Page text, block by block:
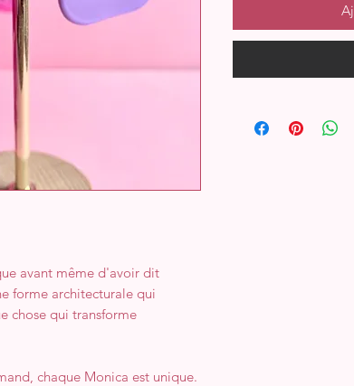
avant même d'avoir dit
forme architecturale qui
chose qui transforme
chaque Monica est unique.